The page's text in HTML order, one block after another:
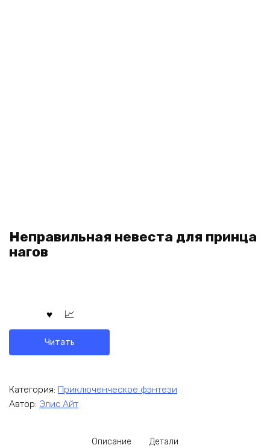
Неправильная невеста для принца
нагов
Читать
Категория: Приключенческое фэнтези
Автор: Элис Айт
Описание Детали